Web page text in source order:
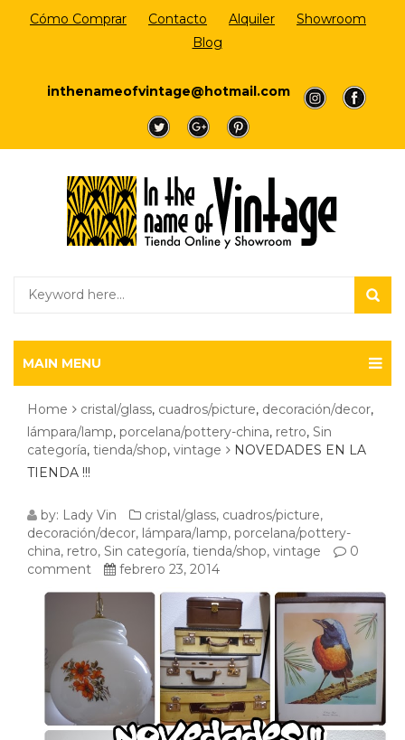
Cómo Comprar Contacto Alquiler
Showroom
Blog
inthenameofvintage@hotmail.com
a
a
a
a a
MAIN MENU
Home cristal/glass, cuadros/picture, decoración/decor,
lámpara/lamp, porcelana/pottery-china, retro, Sin
categoría, tienda/shop, vintage
NOVEDADES EN LA
TIENDA !!!
NOVEDADES
EN
LA
TIENDA
!!!
by: Lady Vin cristal/glass, cuadros/picture,
decoración/decor, lámpara/lamp, porcelana/pottery-
china, retro, Sin categoría, tienda/shop, vintage
0
comment
febrero 23, 2014